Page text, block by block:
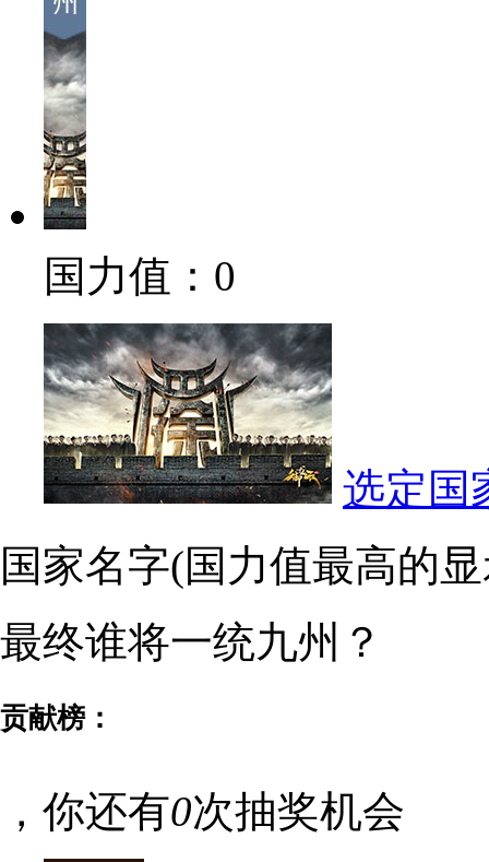
国力值： 0
选定国
国家名字(国力值最高的
最终谁将一统九州？
贡献榜：
，你还有0次抽奖机会